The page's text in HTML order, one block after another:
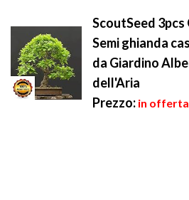
ScoutSeed
Semi ghianda
da Giardino
dell'Aria
Prezzo: in offerta